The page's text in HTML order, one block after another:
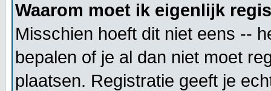
Waarom moet ik eigenlijk
Misschien hoeft dit niet eens --
bepalen of je al dan niet moet
plaatsen. Registratie geeft je